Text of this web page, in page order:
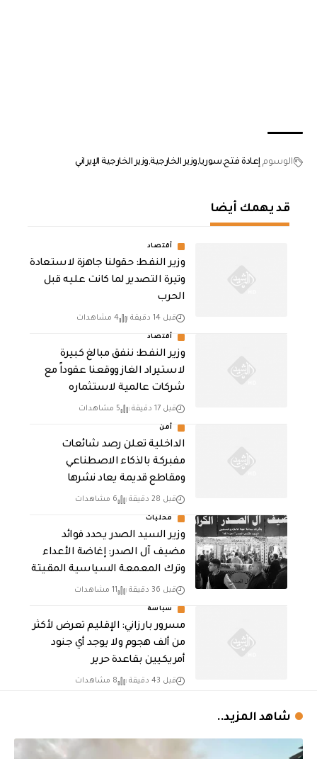
الوسوم إعادة فتح سوريا وزير الخارجية وزير الخارجية الإيراني
قد يهمك أيضا
أقتصاد
وزير النفط: حقولنا جاهزة لاستعادة
وتيرة التصدير لما كانت عليه قبل
الحرب
قبل 14 دقيقة 4 مشاهدات
أقتصاد
وزير النفط: ننفق مبالغ كبيرة
لاستيراد الغاز ووقعنا عقوداً مع
شركات عالمية لاستثماره
قبل 17 دقيقة 5 مشاهدات
أمن
الداخلية تعلن رصد شائعات
مفبركة بالذكاء الاصطناعي
ومقاطع قديمة يعاد نشرها
قبل 28 دقيقة 6 مشاهدات
محليات
وزير السيد الصدر يحدد فوائد
مضيف آل الصدر: إغاضة الأعداء
وترك المعمعة السياسية المقيتة
قبل 36 دقيقة 11 مشاهدات
سياسة
مسرور بارزاني: الإقليم تعرض لأكثر
من ألف هجوم ولا يوجد أي جنود
أمريكيين بقاعدة حرير
قبل 43 دقيقة 8 مشاهدات
شاهد المزيد..